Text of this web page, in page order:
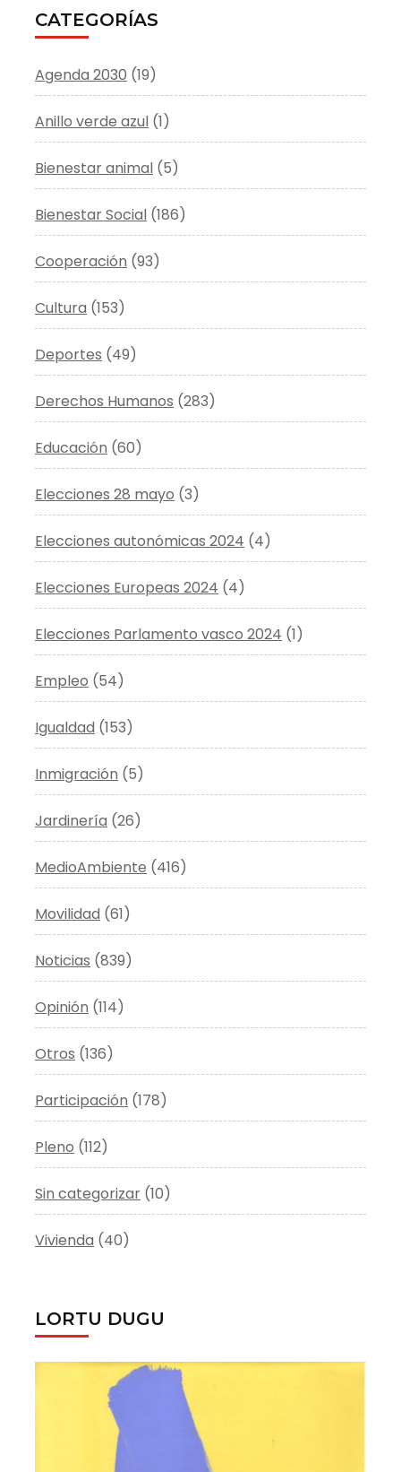
CATEGORÍAS
Agenda 2030 (19)
Anillo verde azul (1)
Bienestar animal (5)
Bienestar Social (186)
Cooperación (93)
Cultura (153)
Deportes (49)
Derechos Humanos (283)
Educación (60)
Elecciones 28 mayo (3)
Elecciones autonómicas 2024 (4)
Elecciones Europeas 2024 (4)
Elecciones Parlamento vasco 2024 (1)
Empleo (54)
Igualdad (153)
Inmigración (5)
Jardinería (26)
MedioAmbiente (416)
Movilidad (61)
Noticias (839)
Opinión (114)
Otros (136)
Participación (178)
Pleno (112)
Sin categorizar (10)
Vivienda (40)
LORTU DUGU